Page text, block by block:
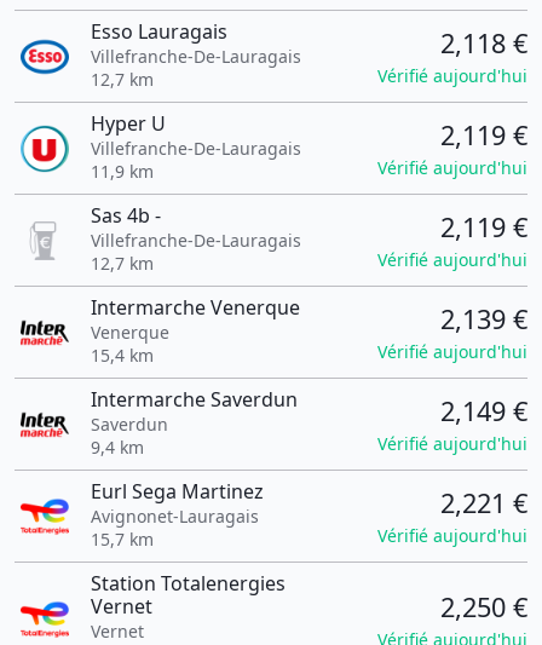
Esso Lauragais
Villefranche-De-Lauragais
12,7 km
2,118 €
Vérifié aujourd'hui
Hyper U
Villefranche-De-Lauragais
11,9 km
2,119 €
Vérifié aujourd'hui
Sas 4b -
Villefranche-De-Lauragais
12,7 km
2,119 €
Vérifié aujourd'hui
Intermarche Venerque
Venerque
15,4 km
2,139 €
Vérifié aujourd'hui
Intermarche Saverdun
Saverdun
9,4 km
2,149 €
Vérifié aujourd'hui
Eurl Sega Martinez
Avignonet-Lauragais
15,7 km
2,221 €
Vérifié aujourd'hui
Station Totalenergies
Vernet
Vernet
2,250 €
Vérifié aujourd'hui